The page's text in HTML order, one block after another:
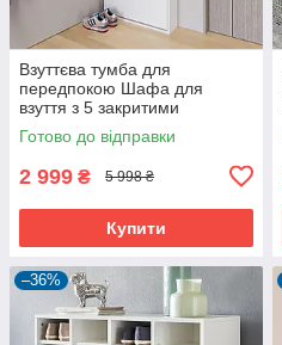
Взуттєва тумба для
передпокою Шафа для
взуття з 5 закритими
відділеннями
Готово до відправки
2 999 ₴ 5 998 ₴
Купити
–36%